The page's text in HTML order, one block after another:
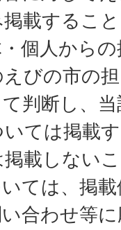
載するこ
個人から
びの市の
判断し、
ては掲載
載しない
ては、掲
合わせ等